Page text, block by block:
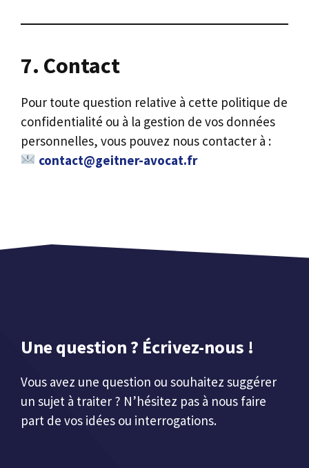
7. Contact
Pour toute question relative à cette politique de
confidentialité ou à la gestion de vos données
personnelles, vous pouvez nous contacter à :
contact@geitner-avocat.fr
Une question ? Écrivez-nous !
Vous avez une question ou souhaitez suggérer
un sujet à traiter ? N’hésitez pas à nous faire
part de vos idées ou interrogations.